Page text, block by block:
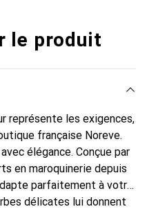
le produit
représente les exigences,
française Noreve.
élégance. Conçue par
en maroquinerie depuis
parfaitement à votre
délicates lui donnent